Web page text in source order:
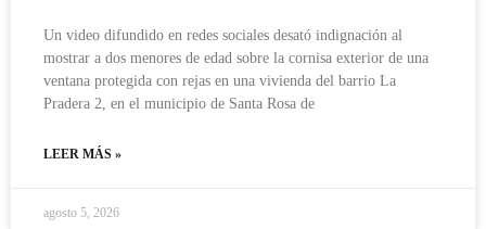
Un video difundido en redes sociales desató indignación al
mostrar a dos menores de edad sobre la cornisa exterior de una
ventana protegida con rejas en una vivienda del barrio La
Pradera 2, en el municipio de Santa Rosa de
LEER MÁS »
agosto 5, 2026